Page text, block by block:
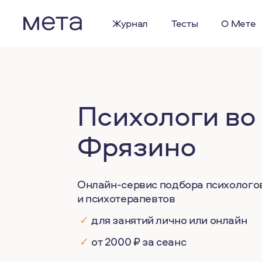
Журнал Тесты О Мете
Психологи во
Фрязино
Онлайн-сервис подбора
и психотерапевтов
✓ для занятий лично или онлайн
✓ от 2000 ₽ за сеанс